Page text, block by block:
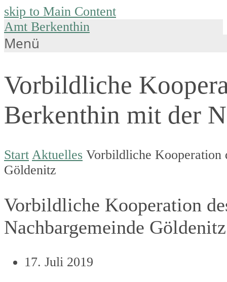
skip to Main Content
Amt Berkenthin
Menü
Vorbildliche
Berkenthin mit der
Start Aktuelles Vorbildliche Kooperation
Göldenitz
Vorbildliche Kooperation
Nachbargemeinde Göldenitz
17. Juli 2019